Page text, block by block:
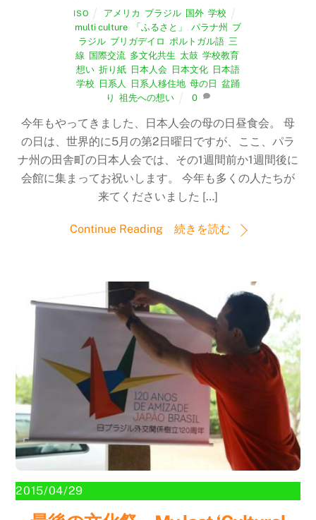
ISO アメリカ ブラジル 国外 ,学校
multi culture
「ふるさと」 パラナ州
ブ
ラジル ブリガデイロ ポルトガル語 三
線 国際交流, 多文化共生 太鼓, 学校教育,
想い 折り紙 日本人会 日本文化 日本語
学校
日系人 日系人移住地 母の日 盆踊
り 祖先への想い 0
今年もやってきました、日本人会の母の日昼食会。 母
の日は、世界的に5月の第2日曜日ですが、ここ、パラ
ナ州の田舎町の日本人会では、その1週間前か1週間後に
会館に集まってお祝いします。 今年も多くの人たちが
来てくださいました […]
Continue Reading 続きを読む
2015/04/29